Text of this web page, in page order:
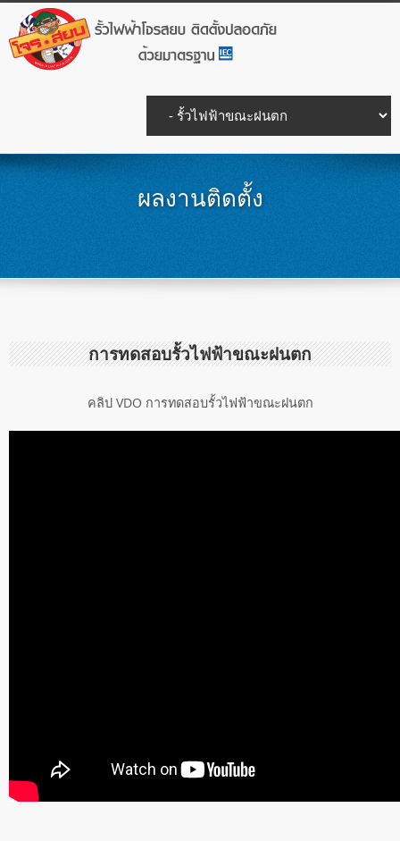
ผลงานติดตั้ง
การทดสอบรั้วไฟฟ้าขณะฝนตก
คลิป VDO การทดสอบรั้วไฟฟ้าขณะฝนตก